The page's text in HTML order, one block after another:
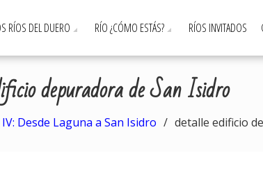
RÍOS DEL DUERO RÍO ¿CÓMO ESTÁS? RÍOS INVITADOS
depuradora de San Isidro
Desde Laguna a San Isidro detalle edificio